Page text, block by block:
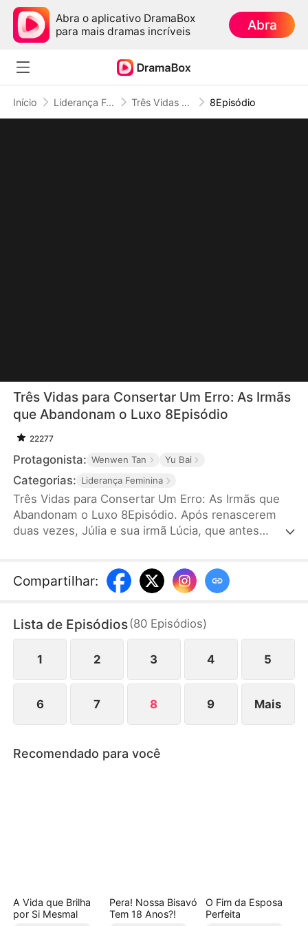
Abra o aplicativo DramaBox
para mais dramas incríveis
Abra
Início Liderança Feminina Três Vidas para Consertar Um Erro: As Irmãs que Abandonam o Luxo 8Episódio
Três Vidas para Consertar Um Erro: As Irmãs
que Abandonam o Luxo 8Episódio
22277
Protagonista: Wenwen Tan Yu Bai
Categorias: Liderança Feminina
Três Vidas para Consertar Um Erro: As Irmãs que
Abandonam o Luxo 8Episódio. Após renascerem
duas vezes, Júlia e sua irmã Lúcia, que antes
destino no dia do noivado. Dessa vez, Júlia escolhe
se casar com um mendigo, sem saber que ele é o
entendidos surgem, um príncipe e o imperador
acabam se interessando pelas duas irmãs,
complicando ainda mais a situação.
Compartilhar:
Lista de Episódios(80 Episódios)
1 2 3 4 5
6 7 8 9 Mais
Recomendado para você
A Vida que Brilha
por Si Mesmal
Pera! Nossa Bisavó
Tem 18 Anos?!
O Fim da Esposa
Perfeita